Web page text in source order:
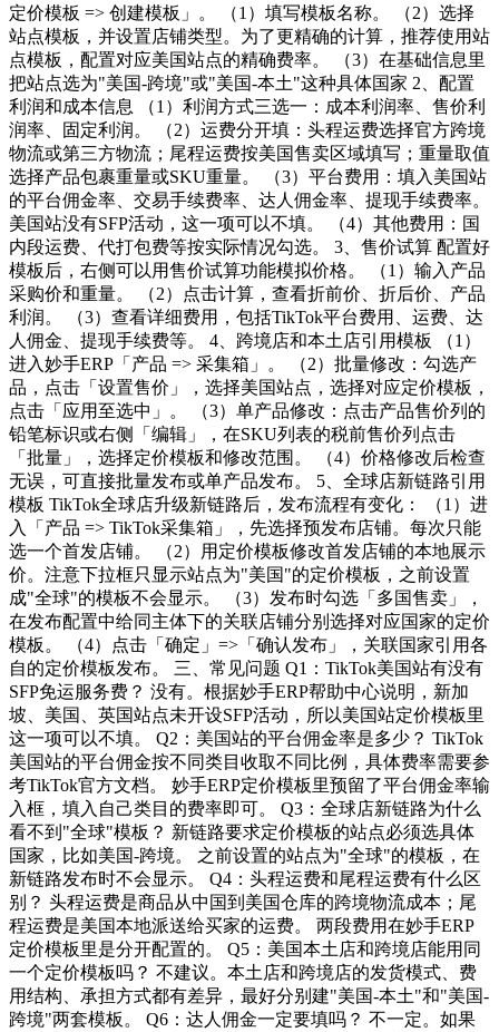
定价模板 => 创建模板」。 （1）填写模板名称。 （2）选择
站点模板，并设置店铺类型。为了更精确的计算，推荐使用站
点模板，配置对应美国站点的精确费率。 （3）在基础信息里
把站点选为"美国-跨境"或"美国-本土"这种具体国家 2、配置
利润和成本信息 （1）利润方式三选一：成本利润率、售价利
润率、固定利润。 （2）运费分开填：头程运费选择官方跨境
物流或第三方物流；尾程运费按美国售卖区域填写；重量取值
选择产品包裹重量或SKU重量。 （3）平台费用：填入美国站
的平台佣金率、交易手续费率、达人佣金率、提现手续费率。
美国站没有SFP活动，这一项可以不填。 （4）其他费用：国
内段运费、代打包费等按实际情况勾选。 3、售价试算 配置好
模板后，右侧可以用售价试算功能模拟价格。 （1）输入产品
采购价和重量。 （2）点击计算，查看折前价、折后价、产品
利润。 （3）查看详细费用，包括TikTok平台费用、运费、达
人佣金、提现手续费等。 4、跨境店和本土店引用模板 （1）
进入妙手ERP「产品 => 采集箱」。 （2）批量修改：勾选产
品，点击「设置售价」，选择美国站点，选择对应定价模板，
点击「应用至选中」。 （3）单产品修改：点击产品售价列的
铅笔标识或右侧「编辑」，在SKU列表的税前售价列点击
「批量」，选择定价模板和修改范围。 （4）价格修改后检查
无误，可直接批量发布或单产品发布。 5、全球店新链路引用
模板 TikTok全球店升级新链路后，发布流程有变化： （1）进
入「产品 => TikTok采集箱」，先选择预发布店铺。每次只能
选一个首发店铺。 （2）用定价模板修改首发店铺的本地展示
价。注意下拉框只显示站点为"美国"的定价模板，之前设置
成"全球"的模板不会显示。 （3）发布时勾选「多国售卖」，
在发布配置中给同主体下的关联店铺分别选择对应国家的定价
模板。 （4）点击「确定」=>「确认发布」，关联国家引用各
自的定价模板发布。 三、常见问题 Q1：TikTok美国站有没有
SFP免运服务费？ 没有。根据妙手ERP帮助中心说明，新加
坡、美国、英国站点未开设SFP活动，所以美国站定价模板里
这一项可以不填。 Q2：美国站的平台佣金率是多少？ TikTok
美国站的平台佣金按不同类目收取不同比例，具体费率需要参
考TikTok官方文档。 妙手ERP定价模板里预留了平台佣金率输
入框，填入自己类目的费率即可。 Q3：全球店新链路为什么
看不到"全球"模板？ 新链路要求定价模板的站点必须选具体
国家，比如美国-跨境。 之前设置的站点为"全球"的模板，在
新链路发布时不会显示。 Q4：头程运费和尾程运费有什么区
别？ 头程运费是商品从中国到美国仓库的跨境物流成本；尾
程运费是美国本地派送给买家的运费。 两段费用在妙手ERP
定价模板里是分开配置的。 Q5：美国本土店和跨境店能用同
一个定价模板吗？ 不建议。本土店和跨境店的发货模式、费
用结构、承担方式都有差异，最好分别建"美国-本土"和"美国-
跨境"两套模板。 Q6：达人佣金一定要填吗？ 不一定。如果